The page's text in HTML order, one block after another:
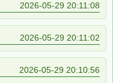
2026-05-29 20:11:08
2026-05-29 20:11:02
2026-05-29 20:10:56